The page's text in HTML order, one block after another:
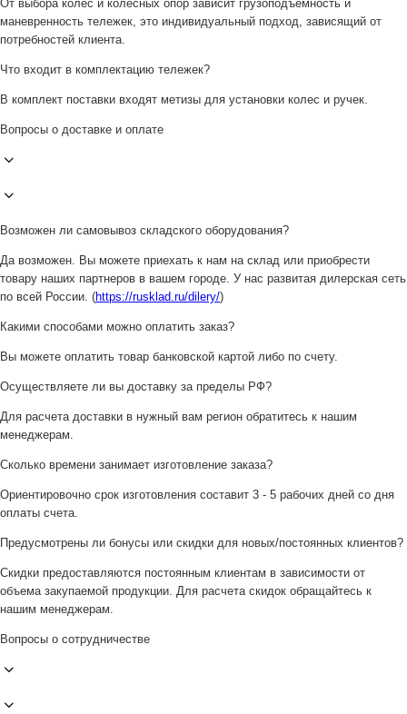
От выбора колес и колесных опор зависит грузоподъёмность и
маневренность тележек, это индивидуальный подход, зависящий от
потребностей клиента.
Что входит в комплектацию тележек?
В комплект поставки входят метизы для установки колес и ручек.
Вопросы о доставке и оплате
Возможен ли самовывоз складского оборудования?
Да возможен. Вы можете приехать к нам на склад или приобрести
товару наших партнеров в вашем городе. У нас развитая дилерская сеть
по всей России. (https://rusklad.ru/dilery/)
Какими способами можно оплатить заказ?
Вы можете оплатить товар банковской картой либо по счету.
Осуществляете ли вы доставку за пределы РФ?
Для расчета доставки в нужный вам регион обратитесь к нашим
менеджерам.
Сколько времени занимает изготовление заказа?
Ориентировочно срок изготовления составит 3 - 5 рабочих дней со дня
оплаты счета.
Предусмотрены ли бонусы или скидки для новых/постоянных клиентов?
Скидки предоставляются постоянным клиентам в зависимости от
объема закупаемой продукции. Для расчета скидок обращайтесь к
нашим менеджерам.
Вопросы о сотрудничестве